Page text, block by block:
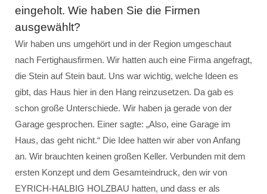
eingeholt. Wie haben Sie die Firmen
ausgewählt?
Wir haben uns umgehört und in der Region umgeschaut
nach Fertighausfirmen. Wir hatten auch eine Firma angefragt,
die Stein auf Stein baut. Uns war wichtig, welche Ideen es
gibt, das Haus hier in den Hang reinzusetzen. Da gab es
schon große Unterschiede. Wir haben ja gerade von der
Garage gesprochen. Einer sagte: „Also, eine Garage im
Haus, das geht nicht.“ Die Idee hatten wir aber von Anfang
an. Wir brauchten keinen großen Keller. Verbunden mit dem
ersten Konzept und dem Gesamteindruck, den wir von
EYRICH-HALBIG HOLZBAU hatten, und dass er als